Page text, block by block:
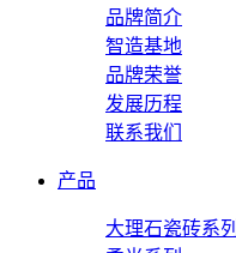
品牌简介
智造基地
品牌荣誉
发展历程
联系我们
产品
大理石瓷砖系列